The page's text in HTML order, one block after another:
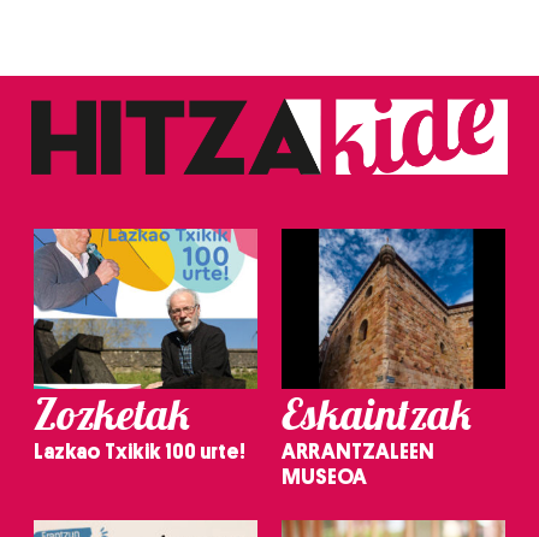
Zozketak
Lazkao Txikik 100 urte!
Eskaintzak
ARRANTZALEEN
MUSEOA